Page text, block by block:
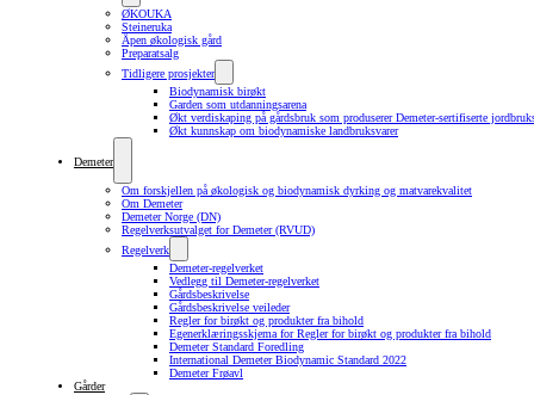
ØKOUKA
Steineruka
Åpen økologisk gård
Preparatsalg
Tidligere prosjekter
Biodynamisk birøkt
Garden som utdanningsarena
Økt verdiskaping på gårdsbruk som produserer Demeter-sertifiserte
Økt kunnskap om biodynamiske landbruksvarer
Demeter
Om forskjellen på økologisk og biodynamisk dyrking og matvarekvalitet
Om Demeter
Demeter Norge (DN)
Regelverksutvalget for Demeter (RVUD)
Regelverk
Demeter-regelverket
Vedlegg til Demeter-regelverket
Gårdsbeskrivelse
Gårdsbeskrivelse veileder
Regler for birøkt og produkter fra bihold
Egenerklæringsskjema for Regler for birøkt og produkter fra bihold
Demeter Standard Foredling
International Demeter Biodynamic Standard 2022
Demeter Frøavl
Gårder